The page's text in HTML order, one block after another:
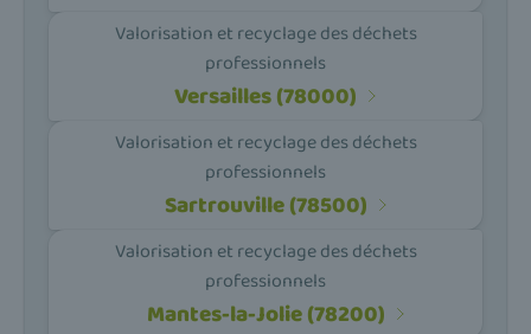
Valorisation et recyclage des déchets
professionnels
Versailles (78000)
Valorisation et recyclage des déchets
professionnels
Sartrouville (78500)
Valorisation et recyclage des déchets
professionnels
Mantes-la-Jolie (78200)